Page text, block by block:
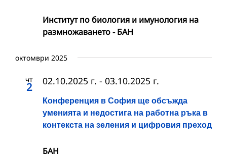
Институт по биология и имунология на
размножаването - БАН
октомври 2025
чт
2
Конференция в София ще обсъжда
уменията и недостига на работна ръка в
контекста на зеления и цифровия преход
02.10.2025 г. - 03.10.2025 г.
БАН